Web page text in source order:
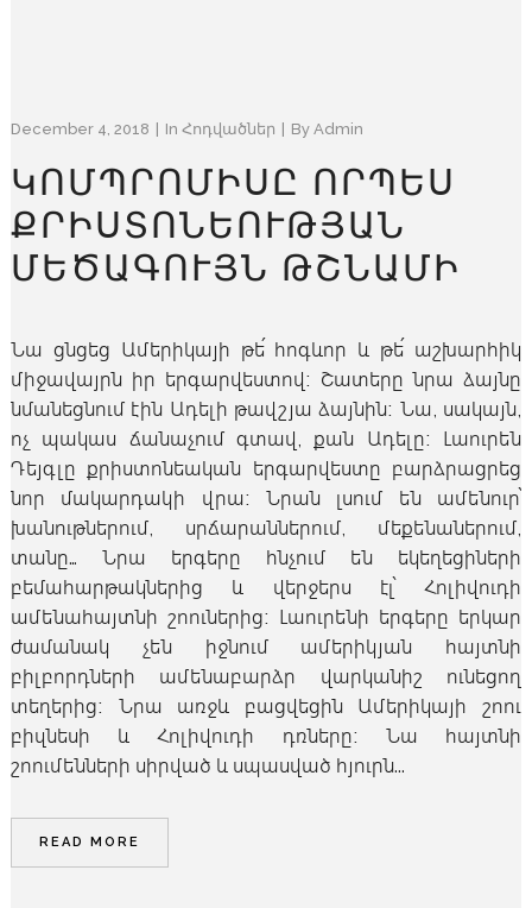
December 4, 2018 In Հոդվածներ By Admin
ԿՈՄՊՐՈՄԻՍԸ ՈՐՊԵՍ
ՔՐԻՍՏՈՆԵՈՒԹՅԱՆ
ՄԵԾԱԳՈՒՅՆ ԹՇՆԱՄԻ
Նա ցնցեց Ամերիկայի թե՛ հոգևոր և թե՛ աշխարհիկ
միջավայրն իր երգարվեստով։ Շատերը նրա ձայնը
նմանեցնում էին Ադելի թավշյա ձայնին։ Նա, սակայն,
ոչ պակաս ճանաչում գտավ, քան Ադելը։ Լաուրեն
Դեյգլը քրիստոնեական երգարվեստը բարձրացրեց
նոր մակարդակի վրա։ Նրան լսում են ամենուր՝
խանութներում, սրճարաններում, մեքենաներում,
տանը… Նրա երգերը հնչում են եկեղեցիների
բեմահարթակներից և վերջերս էլ՝ Հոլիվուդի
ամենահայտնի շոուներից։ Լաուրենի երգերը երկար
ժամանակ չեն իջնում ամերիկյան հայտնի
բիլբորդների ամենաբարձր վարկանիշ ունեցող
տեղերից։ Նրա առջև բացվեցին Ամերիկայի շոու
բիզնեսի և Հոլիվուդի դռները։ Նա հայտնի
շոումենների սիրված և սպասված հյուրն...
READ MORE